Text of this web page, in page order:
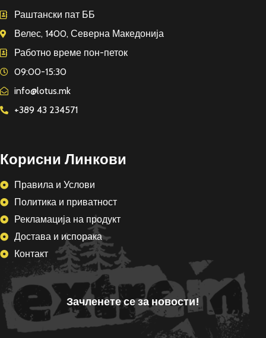
Раштански пат ББ
Велес, 1400, Северна Македонија
Работно време пон-петок
09:00-15:30
info@lotus.mk
+389 43 234571
Корисни Линкови
Правила и Услови
Политика и приватност
Рекламација на продукт
Достава и испорака
Контакт
Зачленете се за новости!